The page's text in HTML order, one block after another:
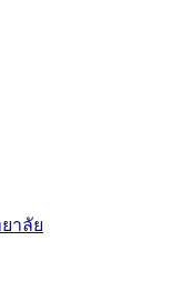
าลัย